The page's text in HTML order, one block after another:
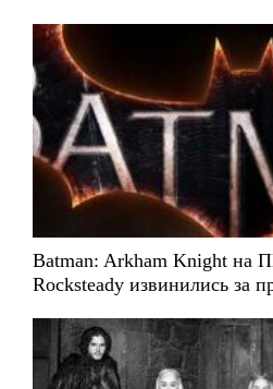
Batman: Arkham Knight на
Rocksteady извинились за